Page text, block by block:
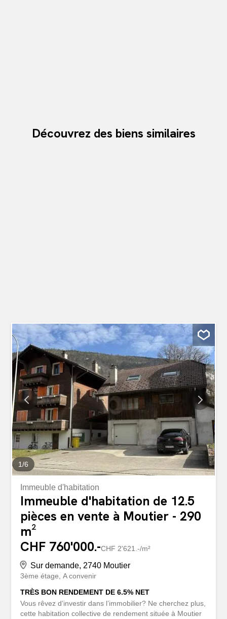
Découvrez des biens similaires
1/6
Immeuble d'habitation
Immeuble d'habitation de 12.5
pièces en vente à Moutier - 290
m²
CHF 760'000.-CHF 2'621.-/m²
Sur demande, 2740 Moutier
3ème étage A convenir
TRÈS BON RENDEMENT DE 6.5% NET
Vous rêvez d’investir dans l’immobilier? Ne cherchez plus,
cette habitation collective de rendement située à Moutier